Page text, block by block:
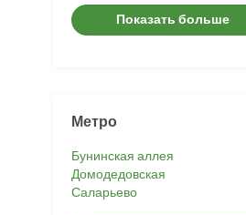
Показать больше
Метро
Бунинская аллея
Домодедовская
Саларьево